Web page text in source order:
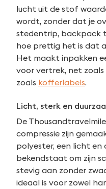
lucht uit de stof
wordt, zonder dat je
stedentrip, backpack
hoe prettig het is dat
Het maakt inpakken
voor vertrek, net zoals
zoals kofferlabels.
Licht, sterk en
De
compressie zijn
polyester, een licht
bekendstaat om zijn
stevig aan zonder
ideaal is voor zowel